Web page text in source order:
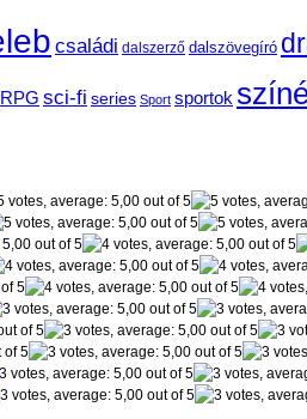
családi dalszerző dalszövegíró
RPG sci-fi series Sport sportok